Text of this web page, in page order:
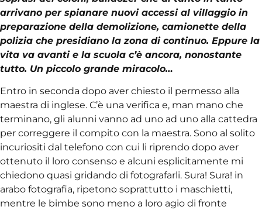
arrivano per spianare nuovi accessi al villaggio in
preparazione della demolizione, camionette della
polizia che presidiano la zona di continuo. Eppure la
vita va avanti e la scuola c’è ancora, nonostante
tutto. Un piccolo grande miracolo…
Entro in seconda dopo aver chiesto il permesso alla
maestra di inglese. C’è una verifica e, man mano che
terminano, gli alunni vanno ad uno ad uno alla cattedra
per correggere il compito con la maestra. Sono al solito
incuriositi dal telefono con cui li riprendo dopo aver
ottenuto il loro consenso e alcuni esplicitamente mi
chiedono quasi gridando di fotografarli. Sura! Sura! in
arabo fotografia, ripetono soprattutto i maschietti,
mentre le bimbe sono meno a loro agio di fronte